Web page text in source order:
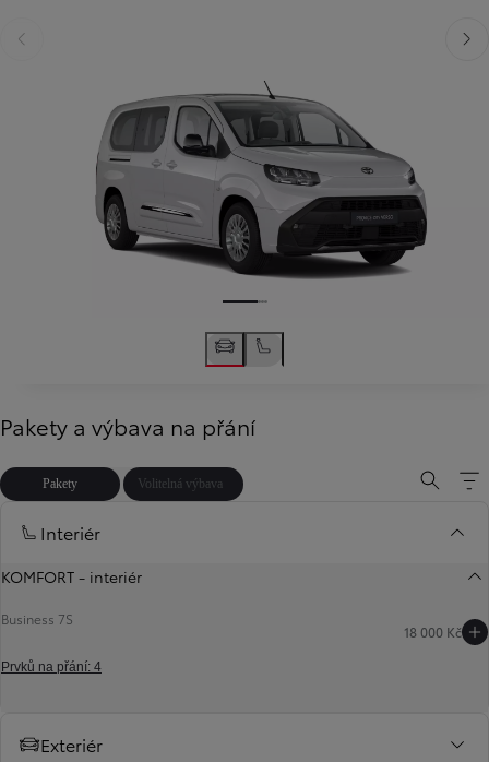
Předchozí Další
Předchozí
Pakety a výbava na přání
Pakety Volitelná výbava
Interiér
KOMFORT - interiér
Business 7S
18 000 Kč
Prvků na přání: 4
Exteriér